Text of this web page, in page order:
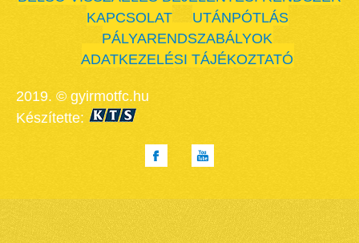
KAPCSOLAT
UTÁNPÓTLÁS
PÁLYARENDSZABÁLYOK
ADATKEZELÉSI TÁJÉKOZTATÓ
2019. © gyirmotfc.hu
Készítette: